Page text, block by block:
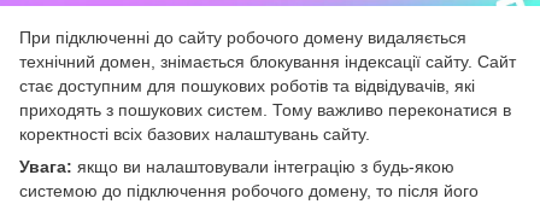
При підключенні до сайту робочого домену видаляється
технічний домен, знімається блокування індексації сайту. Сайт
стає доступним для пошукових роботів та відвідувачів, які
приходять з пошукових систем. Тому важливо переконатися в
коректності всіх базових налаштувань сайту.
Увага: якщо ви налаштовували інтеграцію з будь-якою
системою до підключення робочого домену, то після його